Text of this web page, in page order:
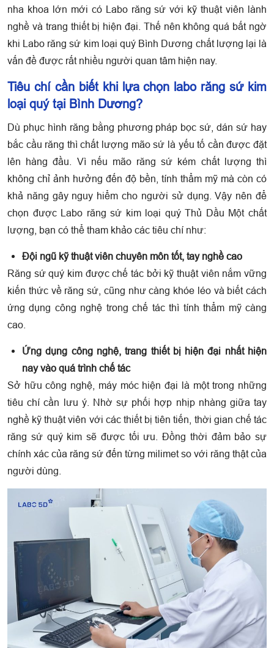
nha khoa lớn mới có Labo răng sứ với kỹ thuật viên lành
nghề và trang thiết bị hiện đại. Thế nên không quá bất ngờ
khi Labo răng sứ kim loại quý Bình Dương chất lượng lại là
vấn đề được rất nhiều người quan tâm hiện nay.
Tiêu chí cần biết khi lựa chọn labo răng sứ kim
loại quý tại Bình Dương?
Dù phục hình răng bằng phương pháp bọc sứ, dán sứ hay
bắc cầu răng thì chất lượng mão sứ là yếu tố cần được đặt
lên hàng đầu. Vì nếu mão răng sứ kém chất lượng thì
không chỉ ảnh hưởng đến độ bền, tính thẩm mỹ mà còn có
khả năng gây nguy hiểm cho người sử dụng. Vậy nên để
chọn được Labo răng sứ kim loại quý Thủ Dầu Một chất
lượng, bạn có thể tham khảo các tiêu chí như:
Đội ngũ kỹ thuật viên chuyên môn tốt, tay nghề cao
Răng sứ quý kim được chế tác bởi kỹ thuật viên nắm vững
kiến thức về răng sứ, cũng như càng khóe léo và biết cách
ứng dụng công nghệ trong chế tác thì tính thẩm mỹ càng
cao.
Ứng dụng công nghệ, trang thiết bị hiện đại nhất hiện
nay vào quá trình chế tác
Sở hữu công nghệ, máy móc hiện đại là một trong những
tiêu chí cần lưu ý. Nhờ sự phối hợp nhịp nhàng giữa tay
nghề kỹ thuật viên với các thiết bị tiên tiến, thời gian chế tác
răng sứ quý kim sẽ được tối ưu. Đồng thời đảm bảo sự
chính xác của răng sứ đến từng milimet so với răng thật của
người dùng.